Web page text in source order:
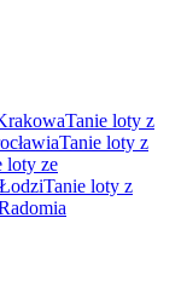
Tanie loty z
Tanie loty z
loty ze
Tanie loty z